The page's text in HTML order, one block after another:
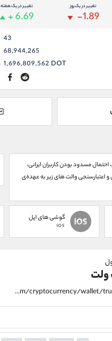
تغییر در یک روز
-1.89
تغییر در یک هفته
+ 6.69
43
68,944,265
1,696,809,562 DOT
مسدود بودن کاربران ایرانی،
والت های زیر به عهده‌ی
گوشی های اپل
IOS
ولت
https://alirezamehrabi.com/cryptocurrency/wallet/trust-wallet